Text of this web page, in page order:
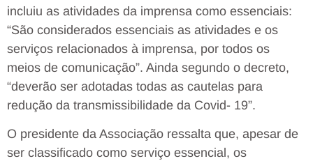
incluiu as atividades da imprensa como essenciais:
“São considerados essenciais as atividades e os
serviços relacionados à imprensa, por todos os
meios de comunicação”. Ainda segundo o decreto,
“deverão ser adotadas todas as cautelas para
redução da transmissibilidade da Covid- 19”.
O presidente da Associação ressalta que, apesar de
ser classificado como serviço essencial, os